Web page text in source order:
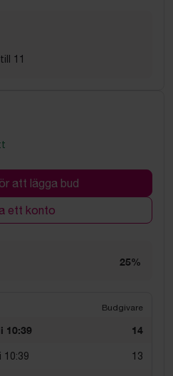
11
att lägga bud
ett konto
25%
Budgivare
10:39 14
10:39 13